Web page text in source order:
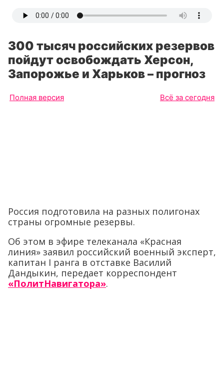
300 тысяч российских резервов
пойдут освобождать Херсон,
Запорожье и Харьков – прогноз
Полная версия Всё за сегодня
Россия подготовила на разных полигонах
страны огромные резервы.
Об этом в эфире телеканала «Красная
линия» заявил российский военный эксперт,
капитан I ранга в отставке Василий
Дандыкин, передает корреспондент
«ПолитНавигатора».